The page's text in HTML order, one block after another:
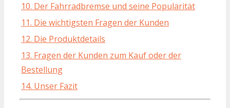
10. Der Fahrradbremse und seine Popularität
11. Die wichtigsten Fragen der Kunden
12. Die Produktdetails
13. Fragen der Kunden zum Kauf oder der
Bestellung
14. Unser Fazit